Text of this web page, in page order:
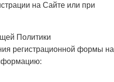
на Сайте или при
Политики
регистрационной формы на